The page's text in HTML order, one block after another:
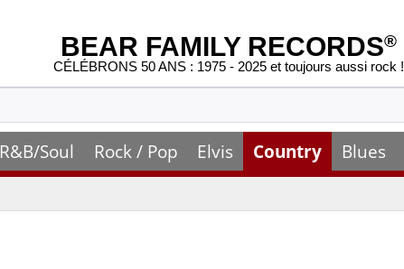
BEAR FAMILY RECORDS®
CÉLÉBRONS 50 ANS : 1975 - 2025 et toujours aussi rock !
R&B/Soul Rock / Pop Elvis Country Blues